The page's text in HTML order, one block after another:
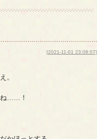
[2021-11-01 23:08:07]
。
ね……！